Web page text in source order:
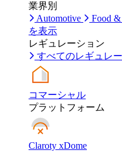
業界別
Automotive
Food &
を表示
レギュレーション
すべてのレギュレ
コマーシャル
プラットフォーム
Claroty xDome